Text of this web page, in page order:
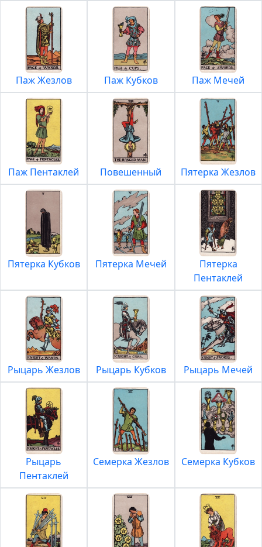
Паж Жезлов Паж Кубков Паж Мечей
Паж Пентаклей Повешенный Пятерка Жезлов
Пятерка Кубков Пятерка Мечей
Пятерка
Пентаклей
Рыцарь Жезлов Рыцарь Кубков Рыцарь Мечей
Рыцарь
Пентаклей
Семерка Жезлов Семерка Кубков